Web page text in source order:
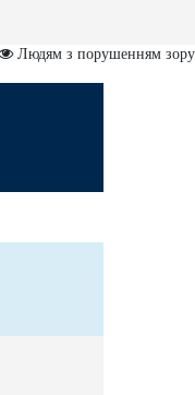
Людям з порушенням зору